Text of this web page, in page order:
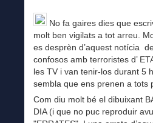
No fa gaires dies que
molt ben vigilats a tot arreu.
es desprèn d’aquest notícia
confosos amb terroristes d’
les TV i van tenir-los durant 5
sembla que ens prenen a tots
Com diu molt bé el dibuixant
DIA (i que no puc reproduir